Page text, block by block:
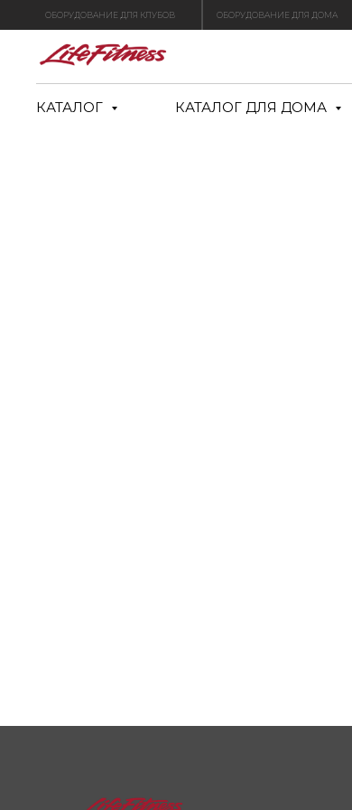
ОБОРУДОВАНИЕ ДЛЯ КЛУБОВ ОБОРУДОВАНИЕ ДЛЯ ДОМА
КАТАЛОГ КАТАЛОГ ДЛЯ ДОМА